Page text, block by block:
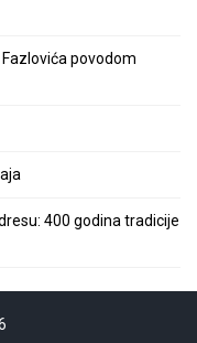
povodom
400 godina tradicije